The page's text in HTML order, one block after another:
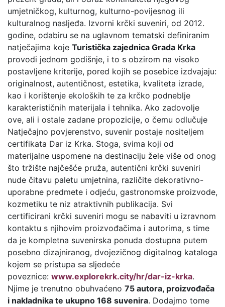
umjetničkog, kulturnog, kulturno-povijesnog ili
kulturalnog nasljeđa. Izvorni krčki suveniri, od 2012.
godine, odabiru se na uglavnom tematski definiranim
natječajima koje Turistička zajednica Grada Krka
provodi jednom godišnje, i to s obzirom na visoko
postavljene kriterije, pored kojih se posebice izdvajaju:
originalnost, autentičnost, estetika, kvaliteta izrade,
kao i korištenje ekoloških te za krčko podneblje
karakterističnih materijala i tehnika. Ako zadovolje
ove, ali i ostale zadane propozicije, o čemu odlučuje
Natječajno povjerenstvo, suvenir postaje nositeljem
certifikata Dar iz Krka. Stoga, svima koji od
materijalne uspomene na destinaciju žele više od onog
što tržište najčešće pruža, autentični krčki suveniri
nude čitavu paletu umjetnina, različite dekorativno-
uporabne predmete i odjeću, gastronomske proizvode,
kozmetiku te niz atraktivnih publikacija. Svi
certificirani krčki suveniri mogu se nabaviti u izravnom
kontaktu s njihovim proizvođačima i autorima, s time
da je kompletna suvenirska ponuda dostupna putem
posebno dizajniranog, dvojezičnog digitalnog kataloga
kojem se pristupa sa sljedeće
poveznice: www.explorekrk.city/hr/dar-iz-krka.
Njime je trenutno obuhvaćeno 75 autora, proizvođača
i nakladnika te ukupno 168 suvenira. Dodajmo tome